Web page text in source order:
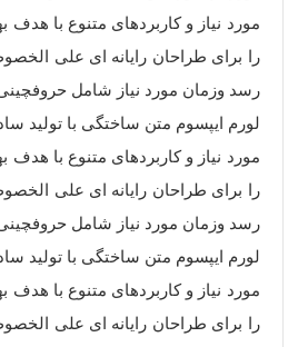
مورد نیاز و کاربردهای متنوع با
را برای طراحان رایانه ای علی
رسد وزمان مورد نیاز شامل
لورم ایپسوم متن ساختگی با تولید
مورد نیاز و کاربردهای متنوع با
را برای طراحان رایانه ای علی
رسد وزمان مورد نیاز شامل
لورم ایپسوم متن ساختگی با تولید
مورد نیاز و کاربردهای متنوع با
را برای طراحان رایانه ای علی